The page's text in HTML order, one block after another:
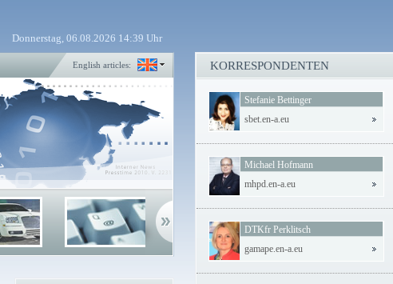
Donnerstag, 06.08.2026 14:39 Uhr
English articles: KORRESPONDENTEN
Stefanie Bettinger
sbet.en-a.eu
Michael Hofmann
mhpd.en-a.eu
DTKfr Perklitsch
gamape.en-a.eu